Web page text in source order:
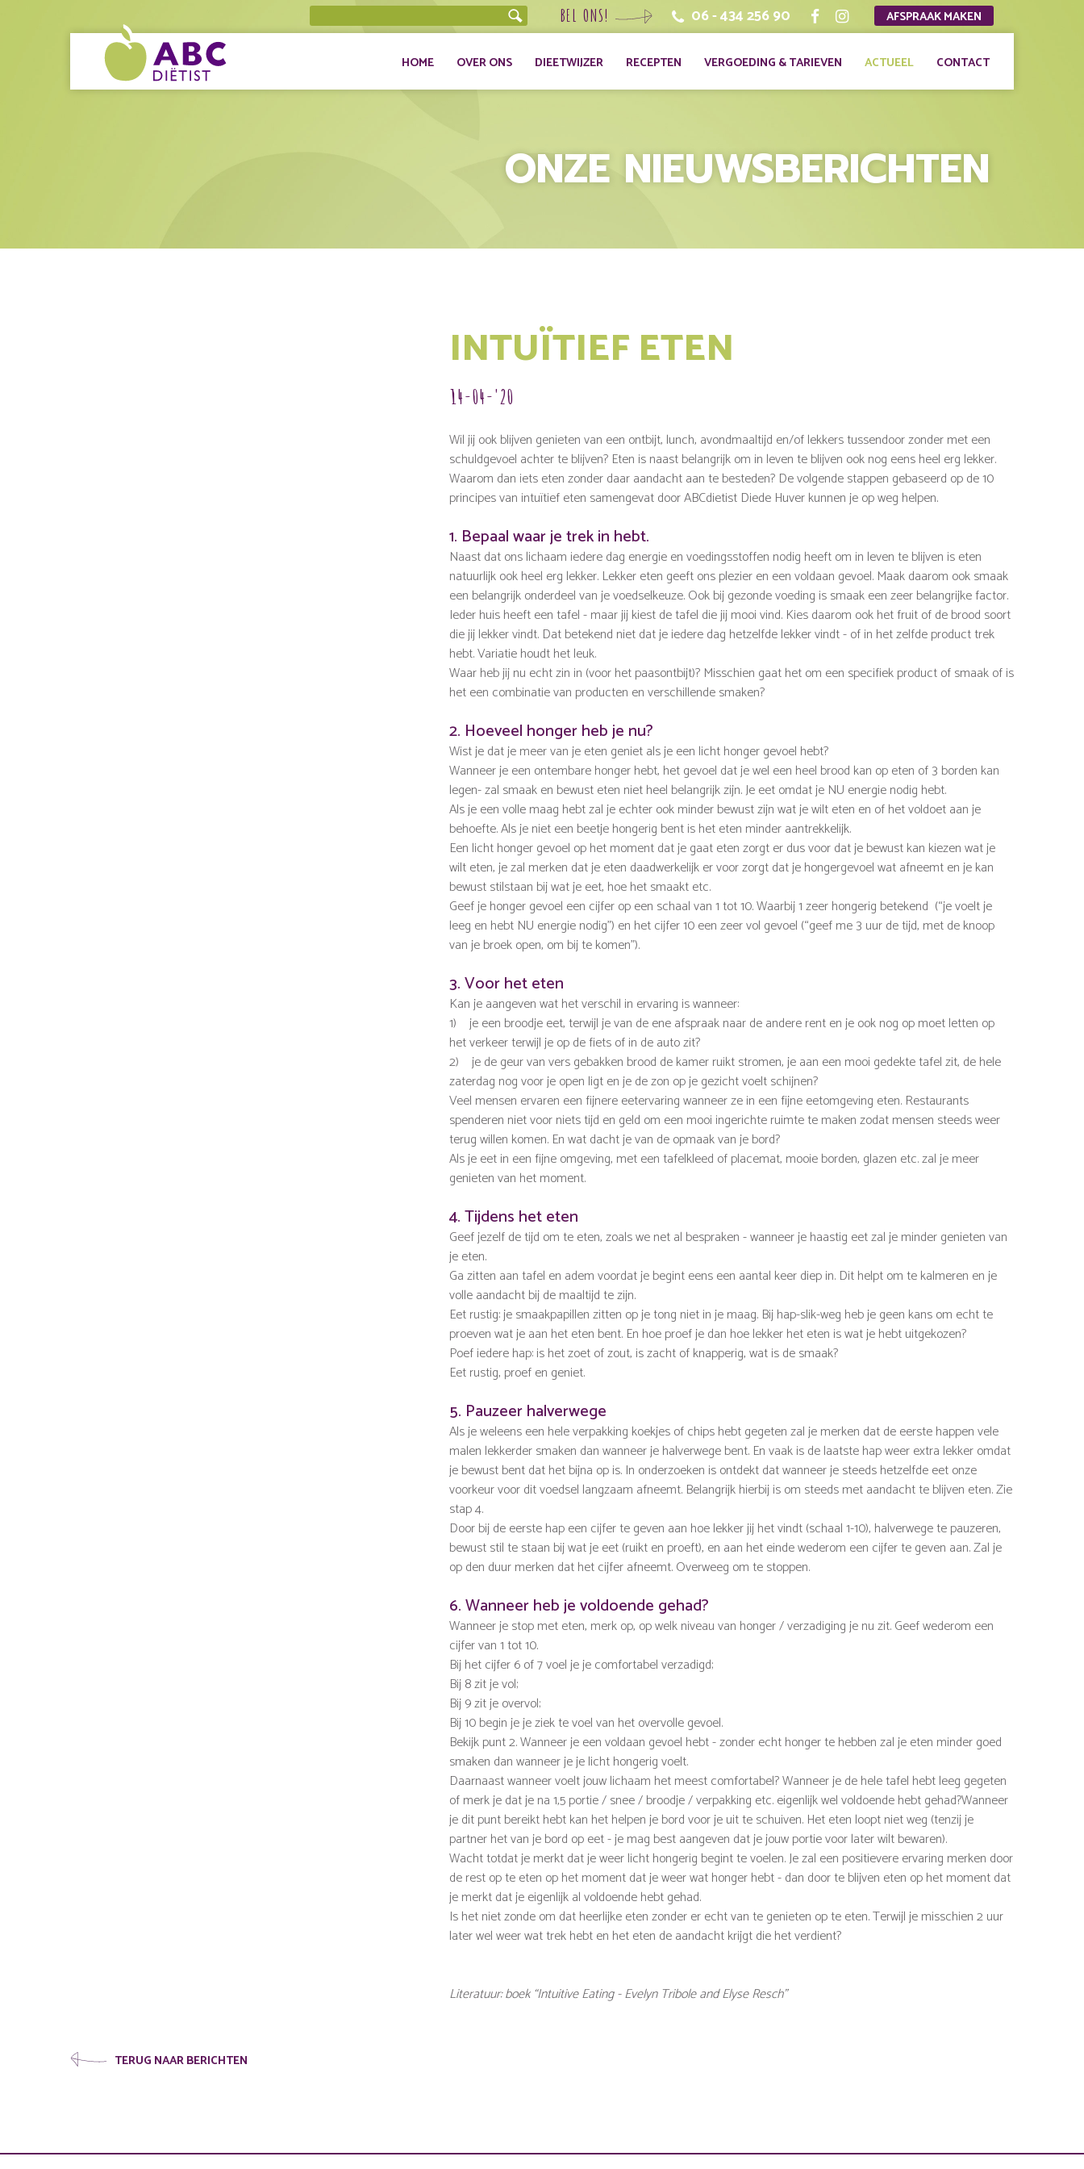
ONZE NIEUWSBERICHTEN
AFSPRAAK MAKEN
BEL ONS! 06 - 434 256 90
HOME OVER ONS DIEETWIJZER RECEPTEN VERGOEDING & TARIEVEN ACTUEEL CONTACT
INTUÏTIEF ETEN
14-04-'20
Wil jij ook blijven genieten van een ontbijt, lunch, avondmaaltijd en/of lekkers tussendoor zonder met een
schuldgevoel achter te blijven? Eten is naast belangrijk om in leven te blijven ook nog eens heel erg lekker.
Waarom dan iets eten zonder daar aandacht aan te besteden? De volgende stappen gebaseerd op de 10
principes van intuïtief eten samengevat door ABCdietist Diede Huver kunnen je op weg helpen.
1. Bepaal waar je trek in hebt.
Naast dat ons lichaam iedere dag energie en voedingsstoffen nodig heeft om in leven te blijven is eten
natuurlijk ook heel erg lekker. Lekker eten geeft ons plezier en een voldaan gevoel. Maak daarom ook smaak
een belangrijk onderdeel van je voedselkeuze. Ook bij gezonde voeding is smaak een zeer belangrijke factor.
Ieder huis heeft een tafel - maar jij kiest de tafel die jij mooi vind. Kies daarom ook het fruit of de brood soort
die jij lekker vindt. Dat betekend niet dat je iedere dag hetzelfde lekker vindt - of in het zelfde product trek
hebt. Variatie houdt het leuk.
Waar heb jij nu echt zin in (voor het paasontbijt)? Misschien gaat het om een specifiek product of smaak of is
het een combinatie van producten en verschillende smaken?
2. Hoeveel honger heb je nu?
Wist je dat je meer van je eten geniet als je een licht honger gevoel hebt?
Wanneer je een ontembare honger hebt, het gevoel dat je wel een heel brood kan op eten of 3 borden kan
legen- zal smaak en bewust eten niet heel belangrijk zijn. Je eet omdat je NU energie nodig hebt.
Als je een volle maag hebt zal je echter ook minder bewust zijn wat je wilt eten en of het voldoet aan je
behoefte. Als je niet een beetje hongerig bent is het eten minder aantrekkelijk.
Een licht honger gevoel op het moment dat je gaat eten zorgt er dus voor dat je bewust kan kiezen wat je
wilt eten, je zal merken dat je eten daadwerkelijk er voor zorgt dat je hongergevoel wat afneemt en je kan
bewust stilstaan bij wat je eet, hoe het smaakt etc.
Geef je honger gevoel een cijfer op een schaal van 1 tot 10. Waarbij 1 zeer hongerig betekend (“je voelt je
leeg en hebt NU energie nodig”) en het cijfer 10 een zeer vol gevoel (“geef me 3 uur de tijd, met de knoop
van je broek open, om bij te komen”).
3. Voor het eten
Kan je aangeven wat het verschil in ervaring is wanneer:
1) je een broodje eet, terwijl je van de ene afspraak naar de andere rent en je ook nog op moet letten op
het verkeer terwijl je op de fiets of in de auto zit?
2) je de geur van vers gebakken brood de kamer ruikt stromen, je aan een mooi gedekte tafel zit, de hele
zaterdag nog voor je open ligt en je de zon op je gezicht voelt schijnen?
Veel mensen ervaren een fijnere eetervaring wanneer ze in een fijne eetomgeving eten. Restaurants
spenderen niet voor niets tijd en geld om een mooi ingerichte ruimte te maken zodat mensen steeds weer
terug willen komen. En wat dacht je van de opmaak van je bord?
Als je eet in een fijne omgeving, met een tafelkleed of placemat, mooie borden, glazen etc. zal je meer
genieten van het moment.
4. Tijdens het eten
Geef jezelf de tijd om te eten, zoals we net al bespraken - wanneer je haastig eet zal je minder genieten van
je eten.
Ga zitten aan tafel en adem voordat je begint eens een aantal keer diep in. Dit helpt om te kalmeren en je
volle aandacht bij de maaltijd te zijn.
Eet rustig: je smaakpapillen zitten op je tong niet in je maag. Bij hap-slik-weg heb je geen kans om echt te
proeven wat je aan het eten bent. En hoe proef je dan hoe lekker het eten is wat je hebt uitgekozen?
Poef iedere hap: is het zoet of zout, is zacht of knapperig, wat is de smaak?
Eet rustig, proef en geniet.
5. Pauzeer halverwege
Als je weleens een hele verpakking koekjes of chips hebt gegeten zal je merken dat de eerste happen vele
malen lekkerder smaken dan wanneer je halverwege bent. En vaak is de laatste hap weer extra lekker omdat
je bewust bent dat het bijna op is. In onderzoeken is ontdekt dat wanneer je steeds hetzelfde eet onze
voorkeur voor dit voedsel langzaam afneemt. Belangrijk hierbij is om steeds met aandacht te blijven eten. Zie
stap 4.
Door bij de eerste hap een cijfer te geven aan hoe lekker jij het vindt (schaal 1-10), halverwege te pauzeren,
bewust stil te staan bij wat je eet (ruikt en proeft), en aan het einde wederom een cijfer te geven aan. Zal je
op den duur merken dat het cijfer afneemt. Overweeg om te stoppen.
6. Wanneer heb je voldoende gehad?
Wanneer je stop met eten, merk op, op welk niveau van honger / verzadiging je nu zit. Geef wederom een
cijfer van 1 tot 10.
Bij het cijfer 6 of 7 voel je je comfortabel verzadigd;
Bij 8 zit je vol;
Bij 9 zit je overvol;
Bij 10 begin je je ziek te voel van het overvolle gevoel.
Bekijk punt 2. Wanneer je een voldaan gevoel hebt - zonder echt honger te hebben zal je eten minder goed
smaken dan wanneer je je licht hongerig voelt.
Daarnaast wanneer voelt jouw lichaam het meest comfortabel? Wanneer je de hele tafel hebt leeg gegeten
of merk je dat je na 1,5 portie / snee / broodje / verpakking etc. eigenlijk wel voldoende hebt gehad?Wanneer
je dit punt bereikt hebt kan het helpen je bord voor je uit te schuiven. Het eten loopt niet weg (tenzij je
partner het van je bord op eet - je mag best aangeven dat je jouw portie voor later wilt bewaren).
Wacht totdat je merkt dat je weer licht hongerig begint te voelen. Je zal een positievere ervaring merken door
de rest op te eten op het moment dat je weer wat honger hebt - dan door te blijven eten op het moment dat
je merkt dat je eigenlijk al voldoende hebt gehad.
Is het niet zonde om dat heerlijke eten zonder er echt van te genieten op te eten. Terwijl je misschien 2 uur
later wel weer wat trek hebt en het eten de aandacht krijgt die het verdient?
Literatuur: boek “Intuitive Eating - Evelyn Tribole and Elyse Resch”
TERUG NAAR BERICHTEN